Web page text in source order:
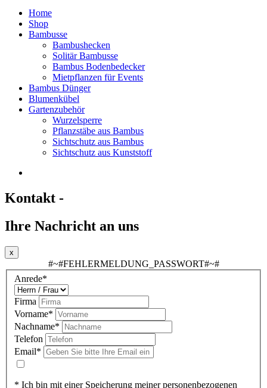
Home
Shop
Bambusse
Bambushecken
Solitär Bambusse
Bambus Bodenbedecker
Mietpflanzen für Events
Bambus Dünger
Blumenkübel
Gartenzubehör
Wurzelsperre
Pflanzstäbe aus Bambus
Sichtschutz aus Bambus
Sichtschutz aus Kunststoff
Kontakt -
Ihre Nachricht an uns
x
#~#FEHLERMELDUNG_PASSWORT#~#
Anrede*
Firma
Vorname*
Nachname*
Telefon
Email*
* Ich bin mit einer Speicherung meiner personenbezogenen